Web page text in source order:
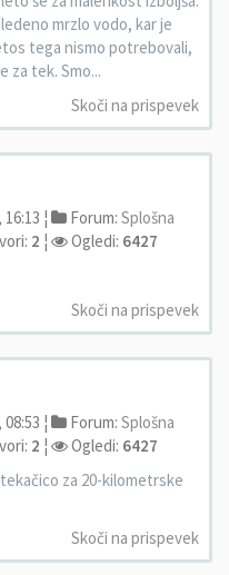
mrzlo vodo, kar je
tega nismo potrebovali,
za tek. Smo...
Skoči na prispevek
¦ Forum: Splošna
2 ¦ Ogledi: 6427
Skoči na prispevek
¦ Forum: Splošna
2 ¦ Ogledi: 6427
za 20-kilometrske
Skoči na prispevek